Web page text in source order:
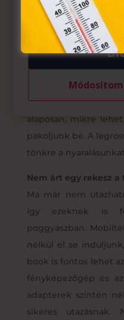
Másik fontos
elsősegélyholmik.
krémek, állandó
hasmenés/hashajtó
szerek, rovarriasztó,
és női
alaposan, mikre
pakoljunk be. A
tönkre a
Nem árt egy rekesz
Ma már nem
így ezeknek is
poggyászban.
nélkül el se
book is fontos lehet
fényképezőgép és
adapterek szintén
sikeres utazásnak.
tárolásához a